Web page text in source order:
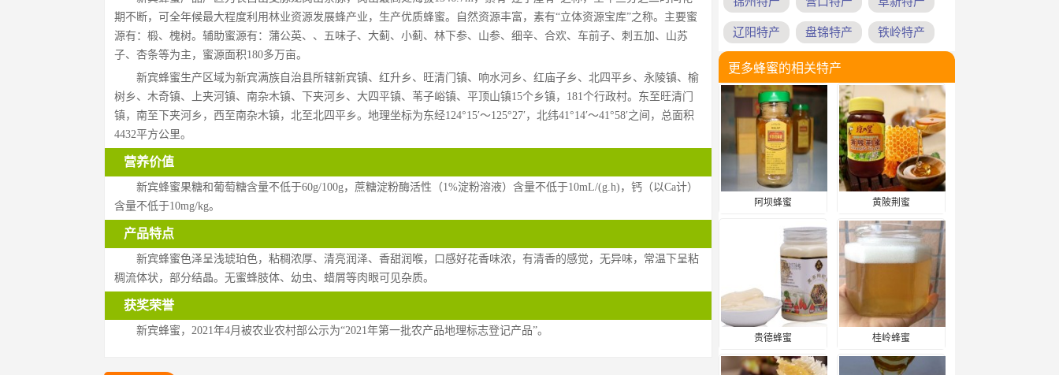
期不断，可全年候最大程度利用林业资源发展蜂产业，生产优质蜂蜜。自然资源丰富，素有“立体资源宝库”之称。主要蜜
源有：椴、槐树。辅助蜜源有：蒲公英、、五味子、大蓟、小蓟、林下参、山参、细辛、合欢、车前子、刺五加、山苏
子、杏条等为主，蜜源面积180多万亩。
新宾蜂蜜生产区域为新宾满族自治县所辖新宾镇、红升乡、旺清门镇、响水河乡、红庙子乡、北四平乡、永陵镇、榆
树乡、木奇镇、上夹河镇、南杂木镇、下夹河乡、大四平镇、苇子峪镇、平顶山镇15个乡镇，181个行政村。东至旺清门
镇，南至下夹河乡，西至南杂木镇，北至北四平乡。地理坐标为东经124°15′～125°27′，北纬41°14′～41°58′之间，总面积
4432平方公里。
营养价值
新宾蜂蜜果糖和葡萄糖含量不低于60g/100g，蔗糖淀粉酶活性（1%淀粉溶液）含量不低于10mL/(g.h)，钙（以Ca计）
含量不低于10mg/kg。
产品特点
新宾蜂蜜色泽呈浅琥珀色，粘稠浓厚、清亮润泽、香甜润喉，口感好花香味浓，有清香的感觉，无异味，常温下呈粘
稠流体状，部分结晶。无蜜蜂肢体、幼虫、蜡屑等肉眼可见杂质。
获奖荣誉
新宾蜂蜜，2021年4月被农业农村部公示为“2021年第一批农产品地理标志登记产品”。
辽阳特产 盘锦特产 铁岭特产
更多蜂蜜的相关特产
阿坝蜂蜜 黄陂荆蜜
贵德蜂蜜 桂岭蜂蜜